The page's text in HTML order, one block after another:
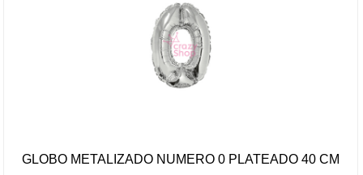
GLOBO METALIZADO NUMERO 0 PLATEADO 40 CM